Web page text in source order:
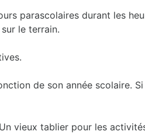
parascolaires durant les
le terrain.
de son année scolaire.
vieux tablier pour les